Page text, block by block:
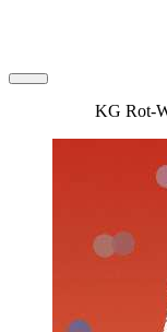
KG Rot-